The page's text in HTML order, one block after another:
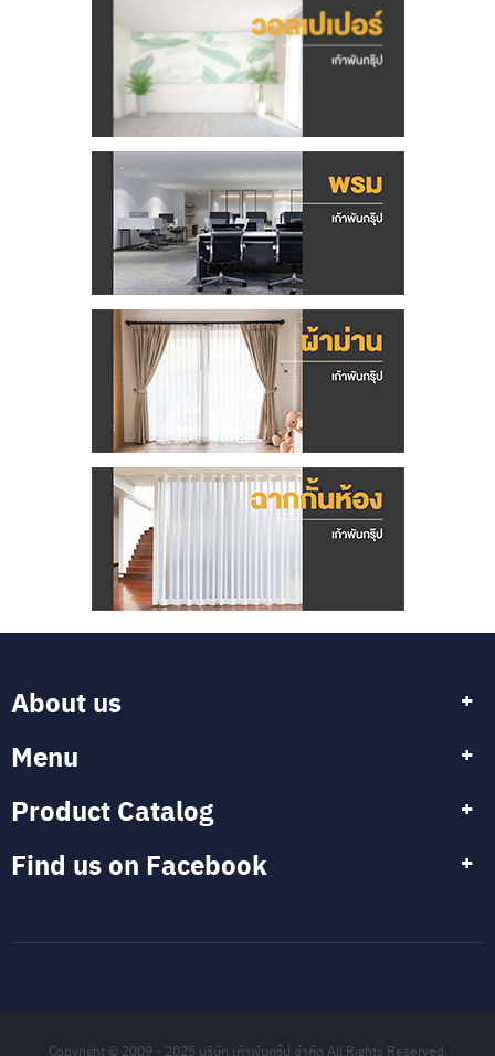
About us
Menu
Product Catalog
Find us on Facebook
Copyright © 2009 - 2025 บริษัท เก้าพันกรุ๊ป จำกัด All Rights Reserved.